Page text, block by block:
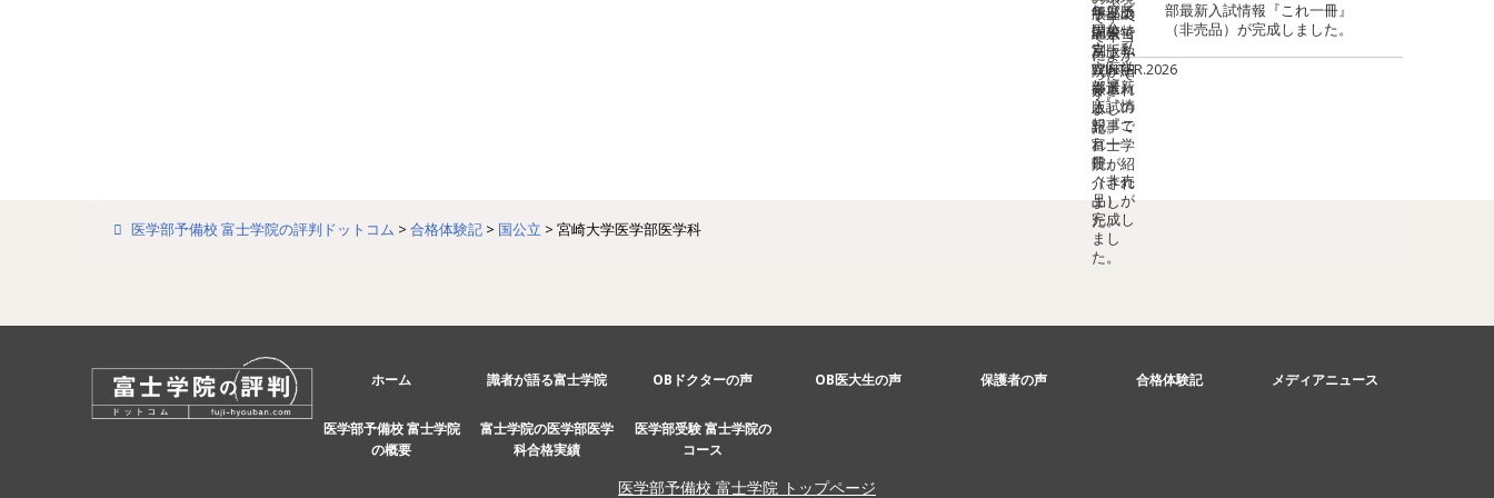
部最新入試情報『これ一冊』
（非売品）が完成しました。
医学部予備校 富士学院の評判ドットコム > 合格体験記 > 国公立 > 宮崎大学医学部医学科
ホーム 識者が語る富士学院 OBドクターの声 OB医大生の声 保護者の声 合格体験記 メディアニュース
医学部予備校 富士学院
の概要
富士学院の医学部医学
科合格実績
医学部受験 富士学院の
コース
医学部予備校 富士学院 トップページ